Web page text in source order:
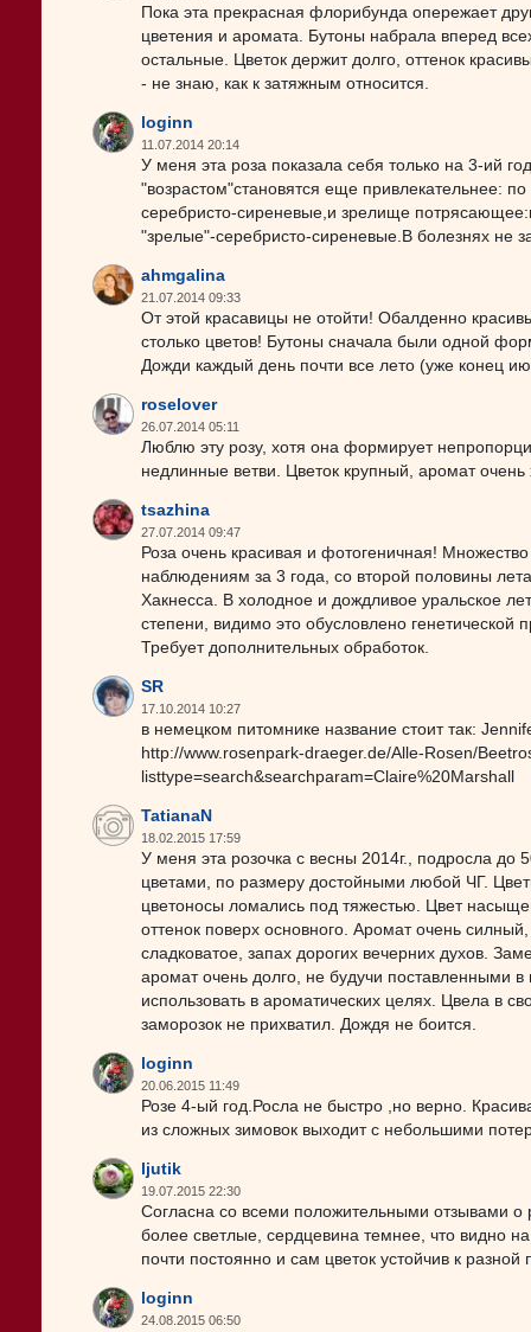
Пока эта прекрасная флорибунда опережает
цветения и аромата. Бутоны набрала вперед
остальные. Цветок держит долго, оттенок
- не знаю, как к затяжным относится.
loginn
11.07.2014 20:14
У меня эта роза показала себя только на 3-ий
"возрастом"становятся еще привлекательнее:
серебристо-сиреневые,и зрелище
"зрелые"-серебристо-сиреневые.В болезнях не
ahmgalina
21.07.2014 09:33
От этой красавицы не отойти! Обалденно
столько цветов! Бутоны сначала были одной
Дожди каждый день почти все лето (уже конец
roselover
26.07.2014 05:11
Люблю эту розу, хотя она формирует
недлинные ветви. Цветок крупный, аромат
tsazhina
27.07.2014 09:47
Роза очень красивая и фотогеничная!
наблюдениям за 3 года, со второй половины
Хакнесса. В холодное и дождливое уральское
степени, видимо это обусловлено генетической
Требует дополнительных обработок.
SR
17.10.2014 10:27
в немецком питомнике название стоит так:
http://www.rosenpark-draeger.de/Alle-Rosen/
listtype=search&searchparam=Claire%20Marshall
TatianaN
18.02.2015 17:59
У меня эта розочка с весны 2014г., подросла
цветами, по размеру достойными любой ЧГ.
цветоносы ломались под тяжестью. Цвет
оттенок поверх основного. Аромат очень
сладковатое, запах дорогих вечерних духов.
аромат очень долго, не будучи поставленными в
использовать в ароматических целях. Цвела в
заморозок не прихватил. Дождя не боится.
loginn
20.06.2015 11:49
Розе 4-ый год.Росла не быстро ,но верно.
из сложных зимовок выходит с небольшими
ljutik
19.07.2015 22:30
Согласна со всеми положительными отзывами о
более светлые, сердцевина темнее, что видно
почти постоянно и сам цветок устойчив к разной
loginn
24.08.2015 06:50